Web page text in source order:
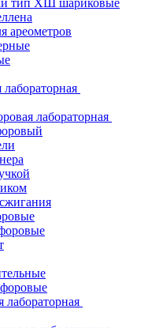
тип ХШ шариковые
ареометров
лабораторная
лабораторная